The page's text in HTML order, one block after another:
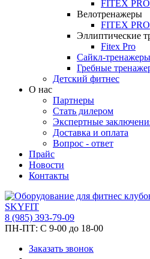
FITEX PRO
Велотренажеры
FITEX PRO
Эллиптические
Fitex Pro
Сайкл-тренажеры
Гребные
Детский фитнес
О нас
Партнеры
Стать дилером
Экспертные
Доставка и оплата
Вопрос - ответ
Прайс
Новости
Контакты
8 (985) 393-79-09
ПН-ПТ: С 9-00 до 18-00
Заказать звонок